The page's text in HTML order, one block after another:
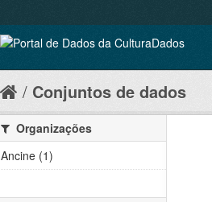
Conjuntos de dados
Organizações
Ancine (1)